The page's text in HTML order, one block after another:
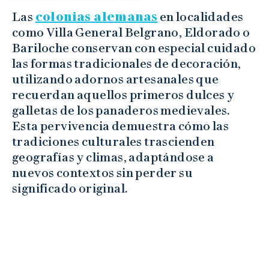
Las colonias alemanas en localidades
como Villa General Belgrano, Eldorado o
Bariloche conservan con especial cuidado
las formas tradicionales de decoración,
utilizando adornos artesanales que
recuerdan aquellos primeros dulces y
galletas de los panaderos medievales.
Esta pervivencia demuestra cómo las
tradiciones culturales trascienden
geografías y climas, adaptándose a
nuevos contextos sin perder su
significado original.